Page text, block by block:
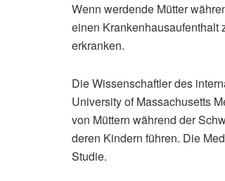
Wenn werdende Mütter
einen Krankenhausaufenthalt
erkranken.
Die Wissenschaftler des
University of Massachusetts
von Müttern während der
deren Kindern führen. Die
Studie.